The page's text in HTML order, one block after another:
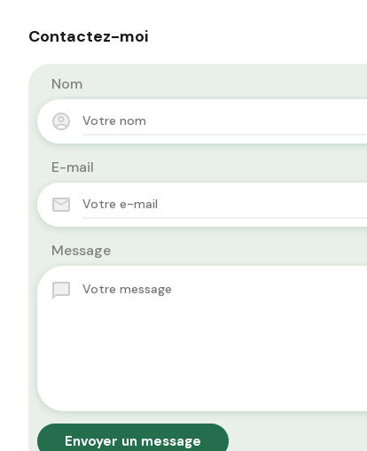
Contactez-moi
Nom
E-mail
Message
Envoyer un message